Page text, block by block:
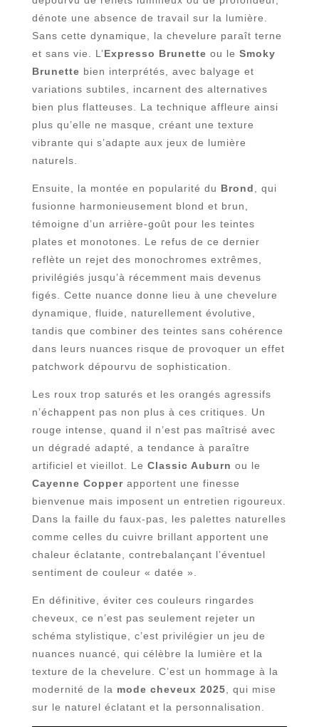
dénote une absence de travail sur la lumière.
Sans cette dynamique, la chevelure paraît terne
et sans vie. L’Expresso Brunette ou le Smoky
Brunette bien interprétés, avec balyage et
variations subtiles, incarnent des alternatives
bien plus flatteuses. La technique affleure ainsi
plus qu’elle ne masque, créant une texture
vibrante qui s’adapte aux jeux de lumière
naturels.
Ensuite, la montée en popularité du Brond
, qui
fusionne harmonieusement blond et brun,
témoigne d’un arrière-goût pour les teintes
plates et monotones. Le refus de ce dernier
reflète un rejet des monochromes extrêmes,
privilégiés jusqu’à récemment mais devenus
figés. Cette nuance donne lieu à une chevelure
dynamique, fluide, naturellement évolutive,
tandis que combiner des teintes sans cohérence
dans leurs nuances risque de provoquer un effet
patchwork dépourvu de sophistication.
Les roux trop saturés et les orangés agressifs
n’échappent pas non plus à ces critiques. Un
rouge intense, quand il n’est pas maîtrisé avec
un dégradé adapté, a tendance à paraître
artificiel et vieillot. Le Classic Auburn ou le
Cayenne Copperapportent une finesse
bienvenue mais imposent un entretien rigoureux.
Dans la faille du faux-pas, les palettes naturelles
comme celles du cuivre brillant apportent une
chaleur éclatante, contrebalançant l’éventuel
sentiment de couleur « datée ».
En définitive, éviter ces couleurs ringardes
cheveux, ce n’est pas seulement rejeter un
schéma stylistique, c’est privilégier un jeu de
nuances nuancé, qui célèbre la lumière et la
texture de la chevelure. C’est un hommage à la
modernité de la mode cheveux 2025 , qui mise
sur le naturel éclatant et la personnalisation.